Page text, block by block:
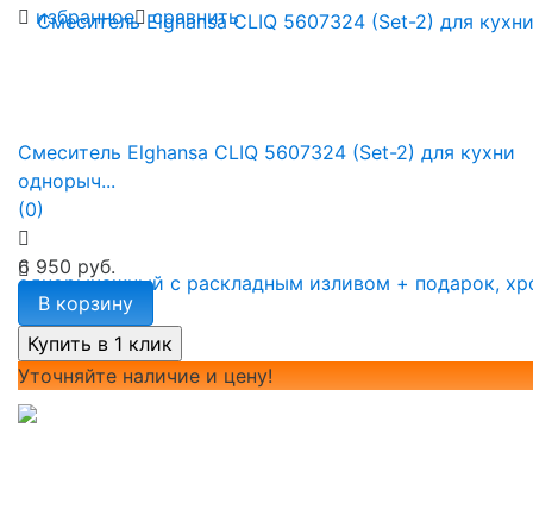
избранное сравнить
Смеситель Elghansa CLIQ 5607324 (Set-2) для кухни
однорыч...
(0)
6 950 руб.
В корзину
Уточняйте наличие и цену!